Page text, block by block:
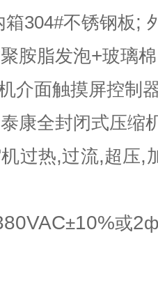
箱304#不锈钢板;
胺脂发泡+玻璃棉
介面触摸屏控制
康全封闭式压缩
过热,过流,超压,
±10%或2ф